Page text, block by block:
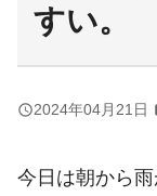
すい。
query_builder2024年04月21日
今日は朝から